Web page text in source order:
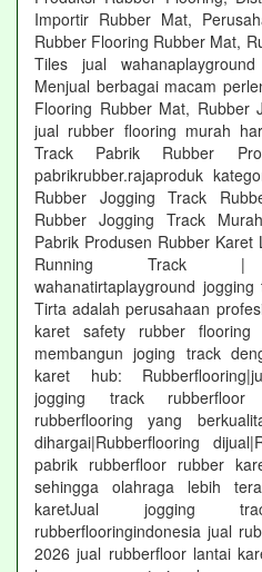
Importir Rubber Mat,
Rubber Flooring Rubber Mat,
Tiles jual
Menjual berbagai macam
Flooring Rubber Mat, Rubber
jual rubber flooring murah
Track Pabrik Rubber
pabrikrubber.rajaproduk
Rubber Jogging Track
Rubber Jogging Track
Pabrik Produsen Rubber
Running Track |
wahanatirtaplayground
Tirta adalah perusahaan
karet safety rubber flooring
membangun joging track
karet hub:
jogging track
rubberflooring yang
dihargai|Rubberflooring
pabrik rubberfloor rubber
sehingga olahraga lebih
karetJual jogging
rubberflooringindonesia jual
2026 jual rubberfloor lantai